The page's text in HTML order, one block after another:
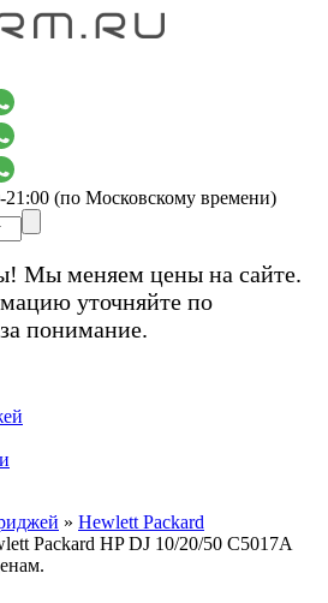
(по Московскому времени)
Мы меняем цены на сайте.
уточняйте по
понимание.
» Hewlett Packard
Packard HP DJ 10/20/50 C5017A